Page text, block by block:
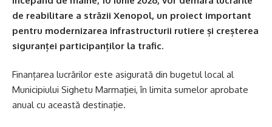
de reabilitare a străzii Xenopol, un proiect important
pentru modernizarea infrastructurii rutiere și creșterea
siguranței participanților la trafic.
Finanțarea lucrărilor este asigurată din bugetul local al
Municipiului Sighetu Marmației, în limita sumelor aprobate
anual cu această destinație.